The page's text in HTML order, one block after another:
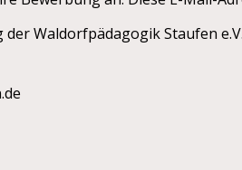
Waldorfpädagogik Staufen